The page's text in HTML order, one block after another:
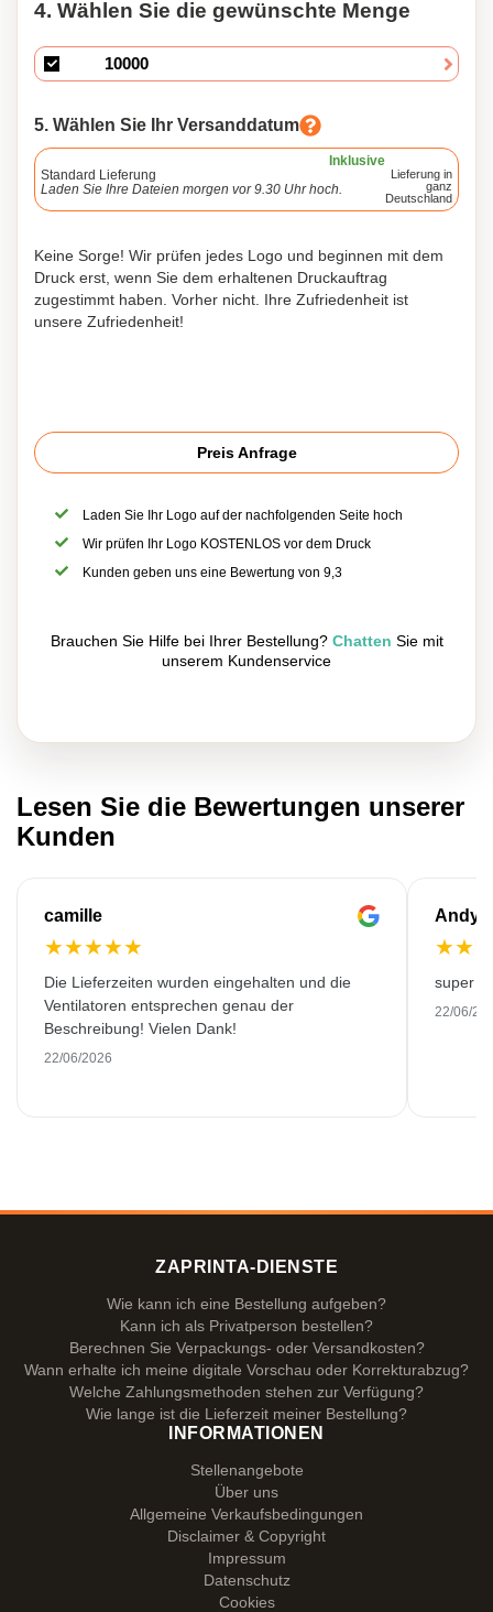
4. Wählen Sie die gewünschte Menge
5. Wählen Sie Ihr Versanddatum
Inklusive
Standard Lieferung
Laden Sie Ihre Dateien morgen vor 9.30 Uhr hoch.
Lieferung in
ganz
Deutschland
Keine Sorge! Wir prüfen jedes Logo und beginnen mit dem
Druck erst, wenn Sie dem erhaltenen Druckauftrag
zugestimmt haben. Vorher nicht. Ihre Zufriedenheit ist
unsere Zufriedenheit!
Preis Anfrage
Laden Sie Ihr Logo auf der nachfolgenden Seite hoch
Wir prüfen Ihr Logo KOSTENLOS vor dem Druck
Kunden geben uns eine Bewertung von 9,3
Brauchen Sie Hilfe bei Ihrer Bestellung? Chatten Sie mit
unserem Kundenservice
Lesen Sie die Bewertungen unserer
Kunden
camille
★★★★★
Die Lieferzeiten wurden eingehalten und die
Ventilatoren entsprechen genau der
Beschreibung! Vielen Dank!
22/06/2026
Andy
★★
super
22/06/
ZAPRINTA-DIENSTE
Wie kann ich eine Bestellung aufgeben?
Kann ich als Privatperson bestellen?
Berechnen Sie Verpackungs- oder Versandkosten?
Wann erhalte ich meine digitale Vorschau oder Korrekturabzug?
Welche Zahlungsmethoden stehen zur Verfügung?
Wie lange ist die Lieferzeit meiner Bestellung?
INFORMATIONEN
Stellenangebote
Über uns
Allgemeine Verkaufsbedingungen
Disclaimer & Copyright
Impressum
Datenschutz
Cookies